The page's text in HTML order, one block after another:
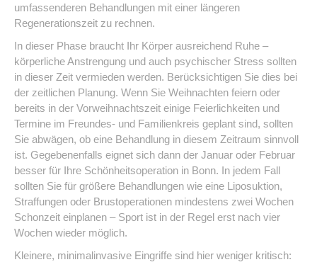
umfassenderen Behandlungen mit einer längeren
Regenerationszeit zu rechnen.
In dieser Phase braucht Ihr Körper ausreichend Ruhe –
körperliche Anstrengung und auch psychischer Stress sollten
in dieser Zeit vermieden werden. Berücksichtigen Sie dies bei
der zeitlichen Planung. Wenn Sie Weihnachten feiern oder
bereits in der Vorweihnachtszeit einige Feierlichkeiten und
Termine im Freundes- und Familienkreis geplant sind, sollten
Sie abwägen, ob eine Behandlung in diesem Zeitraum sinnvoll
ist. Gegebenenfalls eignet sich dann der Januar oder Februar
besser für Ihre Schönheitsoperation in Bonn. In jedem Fall
sollten Sie für größere Behandlungen wie eine Liposuktion,
Straffungen oder Brustoperationen mindestens zwei Wochen
Schonzeit einplanen – Sport ist in der Regel erst nach vier
Wochen wieder möglich.
Kleinere, minimalinvasive Eingriffe sind hier weniger kritisch: